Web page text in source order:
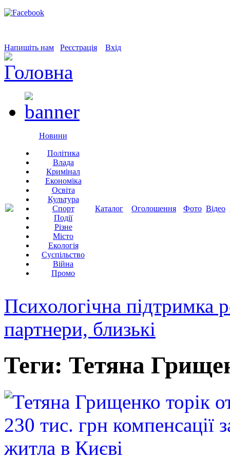
Напишіть нам Реєстрація Вхід
Новини
Політика
Влада
Кримінал
Економіка
Освіта
Культура
Спорт
Події
Різне
Місто
Екологія
Суспільство
Війна
Промо
Каталог Оголошення Фото Відео
Психологічна підтримка
партнери, близькі
Теги: Тетяна